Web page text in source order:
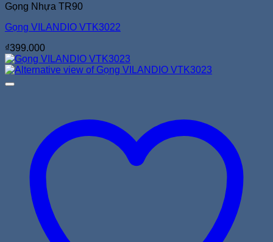
Gọng Nhựa TR90
Gọng VILANDIO VTK3022
₫399.000